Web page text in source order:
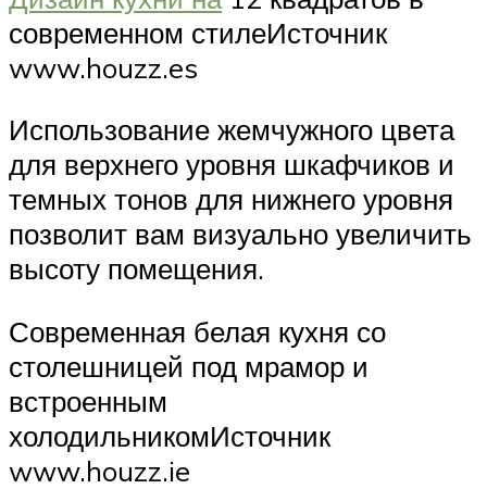
современном стилеИсточник
www.houzz.es
Использование жемчужного цвета
для верхнего уровня шкафчиков и
темных тонов для нижнего уровня
позволит вам визуально увеличить
высоту помещения.
Современная белая кухня со
столешницей под мрамор и
встроенным
холодильникомИсточник
www.houzz.ie